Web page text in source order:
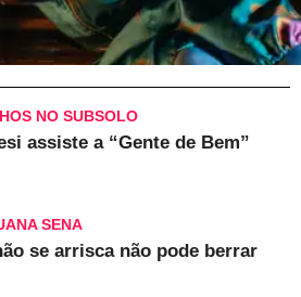
NO SUBSOLO
assiste a “Gente de Bem”
SENA
se arrisca não pode berrar